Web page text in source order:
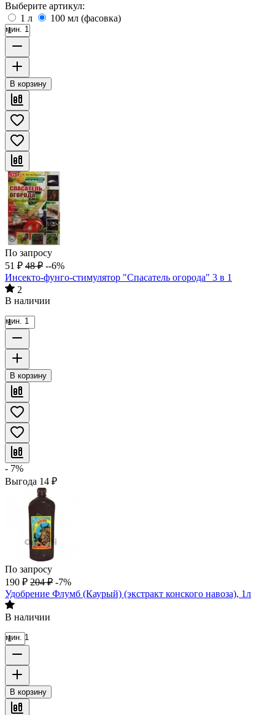
Выберите артикул:
1 л
100 мл (фасовка)
мин. 1
В корзину
По запросу
51 ₽ 48 ₽ --6%
Инсекто-фунго-стимулятор "Спасатель огорода" 3 в 1
2
В наличии
мин. 1
В корзину
- 7%
Выгода 14 ₽
По запросу
190 ₽ 204 ₽ -7%
Удобрение Флумб (Каурый) (экстракт конского навоза), 1л
В наличии
мин. 1
В корзину